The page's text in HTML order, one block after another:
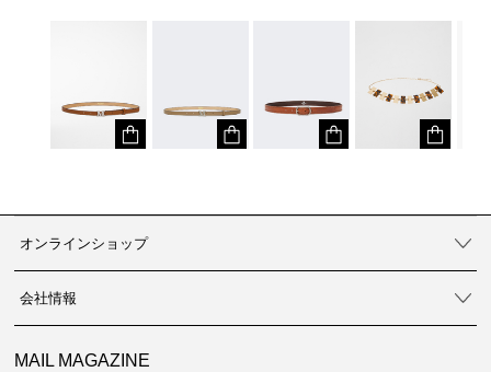
オンラインショップ
会社情報
MAIL MAGAZINE